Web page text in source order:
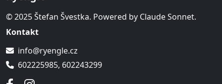
© 2025 Štefan Švestka. Powered by Claude Sonnet.
Kontakt
info@ryengle.cz
602225985, 602243299